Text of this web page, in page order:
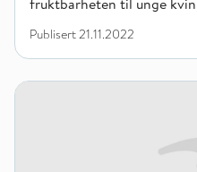
Publisert21.11.2022
Europeisk